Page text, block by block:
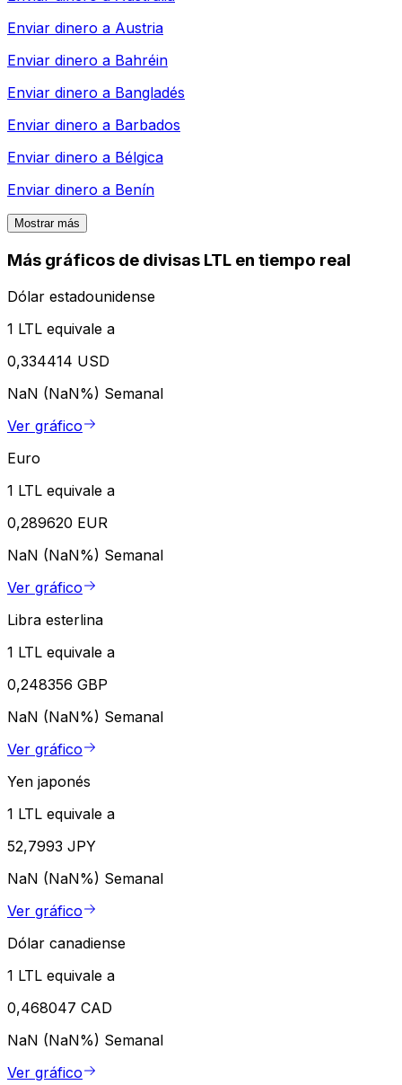
Enviar dinero a Austria
Enviar dinero a Bahréin
Enviar dinero a Bangladés
Enviar dinero a Barbados
Enviar dinero a Bélgica
Enviar dinero a Benín
Mostrar más
Más gráficos de divisas LTL en tiempo real
Dólar estadounidense
1 LTL equivale a
0,334414 USD
NaN (NaN%) Semanal
Ver gráfico
Euro
1 LTL equivale a
0,289620 EUR
NaN (NaN%) Semanal
Ver gráfico
Libra esterlina
1 LTL equivale a
0,248356 GBP
NaN (NaN%) Semanal
Ver gráfico
Yen japonés
1 LTL equivale a
52,7993 JPY
NaN (NaN%) Semanal
Ver gráfico
Dólar canadiense
1 LTL equivale a
0,468047 CAD
NaN (NaN%) Semanal
Ver gráfico